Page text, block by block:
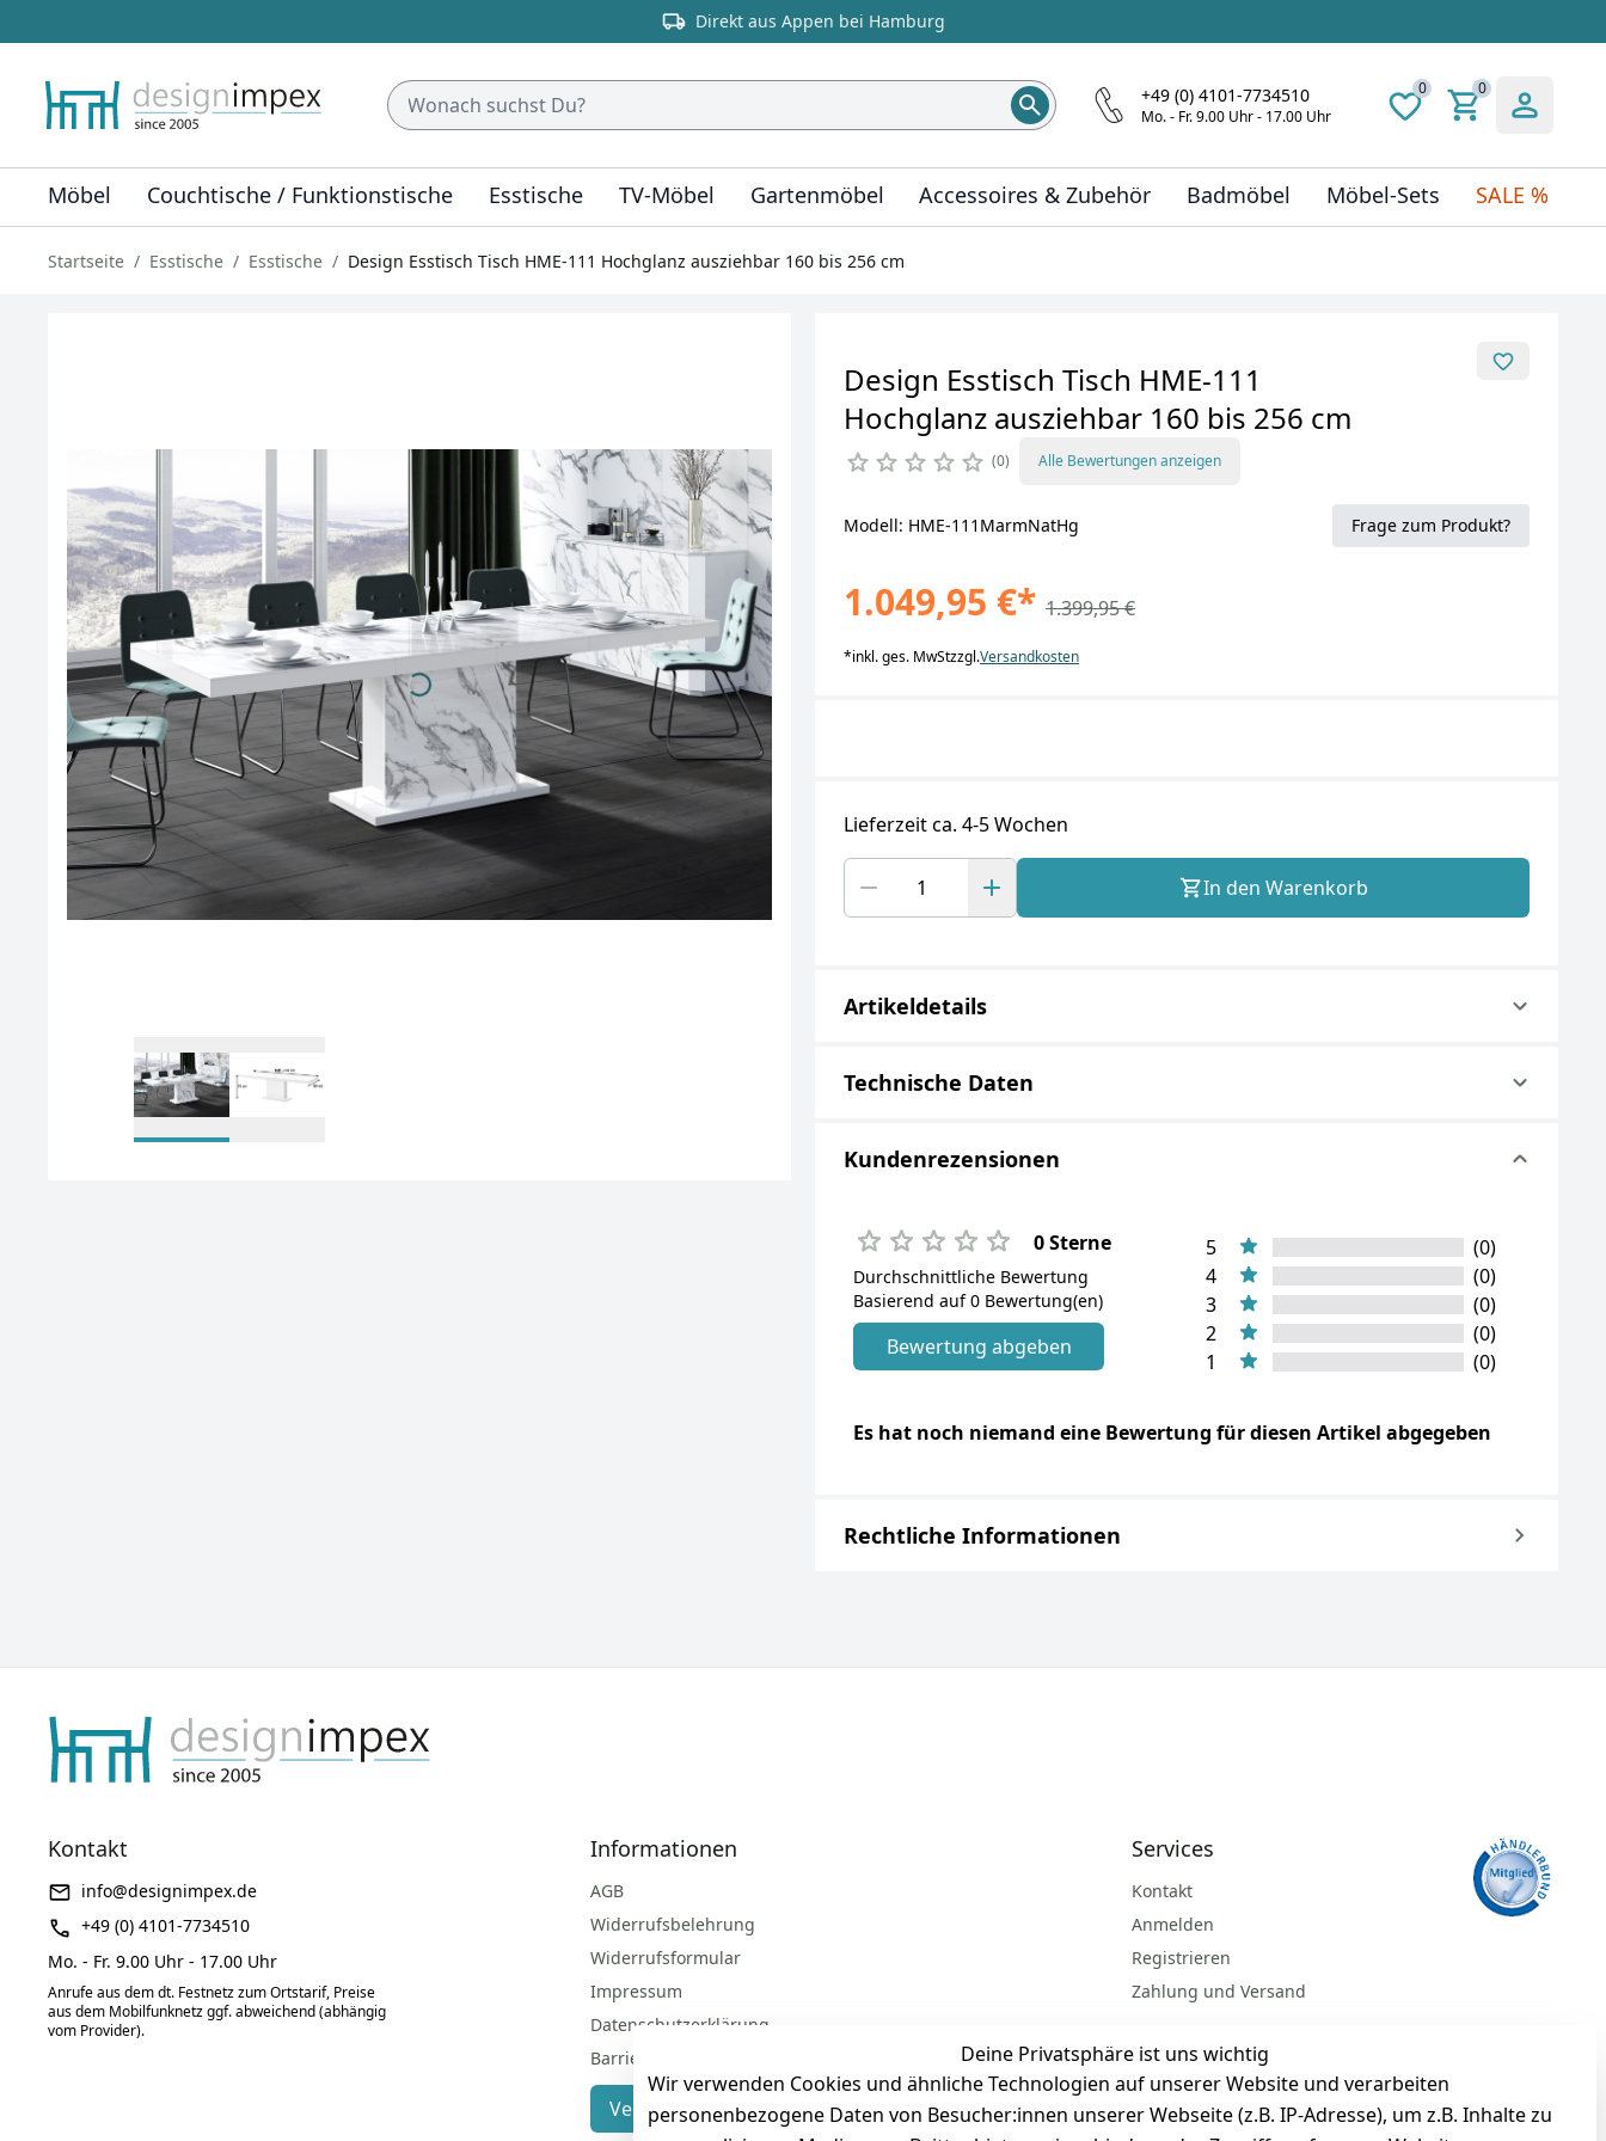
Direkt aus Appen bei Hamburg
+49 (0) 4101-7734510
Mo. - Fr. 9.00 Uhr - 17.00 Uhr
0 0
Möbel Couchtische / Funktionstische Esstische TV-Möbel Gartenmöbel Accessoires & Zubehör Badmöbel Möbel-Sets SALE %
Startseite Esstische Esstische Design Esstisch Tisch HME-111 Hochglanz ausziehbar 160 bis 256 cm
Design Esstisch Tisch HME-111
Hochglanz ausziehbar 160 bis 256 cm
0 Alle Bewertungen anzeigen
Modell: HME-111MarmNatHg Frage zum Produkt?
1.049,95 €* 1.399,95 €
*inkl. ges. MwStzzgl.Versandkosten
Lieferzeit ca. 4-5 Wochen
In den Warenkorb
Artikeldetails
Technische Daten
Kundenrezensionen
0 Sterne
Durchschnittliche Bewertung
Basierend auf 0 Bewertung(en)
Bewertung abgeben
5
(0)
4
(0)
3
(0)
2
(0)
1
(0)
Es hat noch niemand eine Bewertung für diesen Artikel abgegeben
Rechtliche Informationen
Deine Privatsphäre ist uns wichtig
Wir verwenden Cookies und ähnliche Technologien auf unserer Website und verarbeiten
personenbezogene Daten von Besucher:innen unserer Webseite (z.B. IP-Adresse), um z.B. Inhalte zu
Kontakt
info@designimpex.de
+49 (0) 4101-7734510
Mo. - Fr. 9.00 Uhr - 17.00 Uhr
Anrufe aus dem dt. Festnetz zum Ortstarif, Preise
aus dem Mobilfunknetz ggf. abweichend (abhängig
vom Provider).
Informationen
AGB
Widerrufsbelehrung
Widerrufsformular
Impressum
Datenschutzerklärung
Barrierefreiheitserklärung
Vertrag widerrufen
Services
Kontakt
Anmelden
Registrieren
Zahlung und Versand